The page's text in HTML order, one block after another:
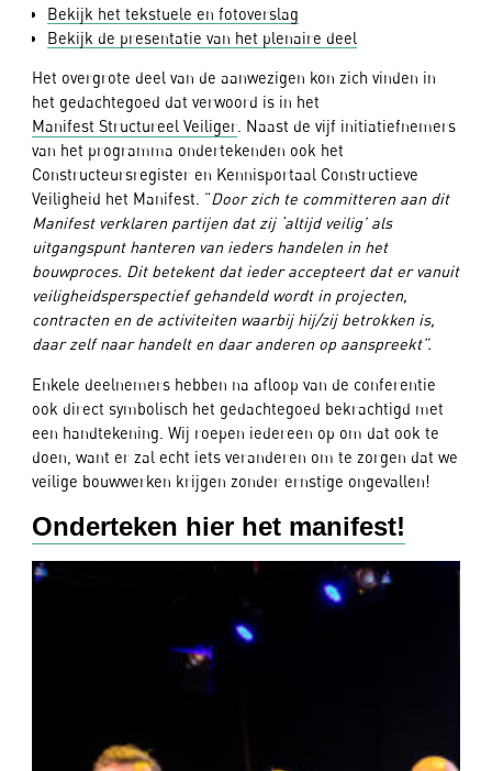
Bekijk het tekstuele en fotoverslag
Bekijk de presentatie van het plenaire deel
Het overgrote deel van de aanwezigen kon zich vinden in
het gedachtegoed dat verwoord is in het
Manifest Structureel Veiliger. Naast de vijf initiatiefnemers
van het programma ondertekenden ook het
Constructeursregister en Kennisportaal Constructieve
Veiligheid het Manifest. “Door zich te committeren aan dit
Manifest verklaren partijen dat zij ‘altijd veilig’ als
uitgangspunt hanteren van ieders handelen in het
bouwproces. Dit betekent dat ieder accepteert dat er vanuit
veiligheidsperspectief gehandeld wordt in projecten,
contracten en de activiteiten waarbij hij/zij betrokken is,
daar zelf naar handelt en daar anderen op aanspreekt”.
Enkele deelnemers hebben na afloop van de conferentie
ook direct symbolisch het gedachtegoed bekrachtigd met
een handtekening. Wij roepen iedereen op om dat ook te
doen, want er zal echt iets veranderen om te zorgen dat we
veilige bouwwerken krijgen zonder ernstige ongevallen!
Onderteken hier het manifest!